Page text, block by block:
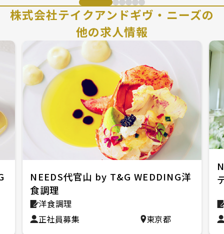
株式会社テイクアンドギヴ・ニーズの
他の求人情報
NEEDS代官山 by T&G WEDDING洋
食調理
洋食調理
正社員募集
東京都